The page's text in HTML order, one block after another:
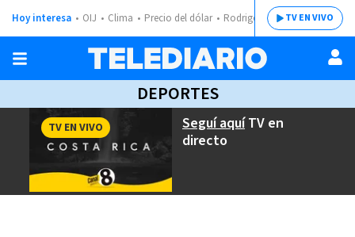
Hoy interesa OIJ Clima Precio del dólar Rodrigo ChavesTV EN VIVO
DEPORTES
Seguí aquíTV en
directo
TV EN VIVO